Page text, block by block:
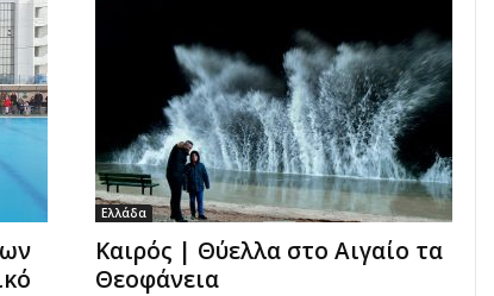
Ελλάδα
Καιρός | Θύελλα στο Αιγαίο τα
Θεοφάνεια